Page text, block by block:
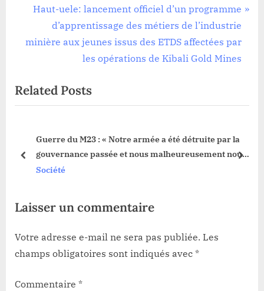
l’article
o
P
o
:
N
x
o
s
Haut-uele: lancement officiel d’un programme
d’apprentissage des métiers de l’industrie
minière aux jeunes issus des ETDS affectées par
les opérations de Kibali Gold Mines
Related Posts
Guerre du M23 : « Notre armée a été détruite par la
gouvernance passée et nous malheureusement nous
avons hérité cette situation », (Muhindo Nzangi)
Société
prev next
Laisser un commentaire
Votre adresse e-mail ne sera pas publiée. Les
champs obligatoires sont indiqués avec *
Commentaire *